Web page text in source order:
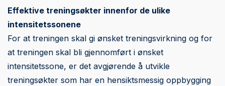
Effektive treningsøkter innenfor de ulike
intensitetssonene
For at treningen skal gi ønsket treningsvirkning og for
at treningen skal bli gjennomført i ønsket
intensitetssone, er det avgjørende å utvikle
treningsøkter som har en hensiktsmessig oppbygging